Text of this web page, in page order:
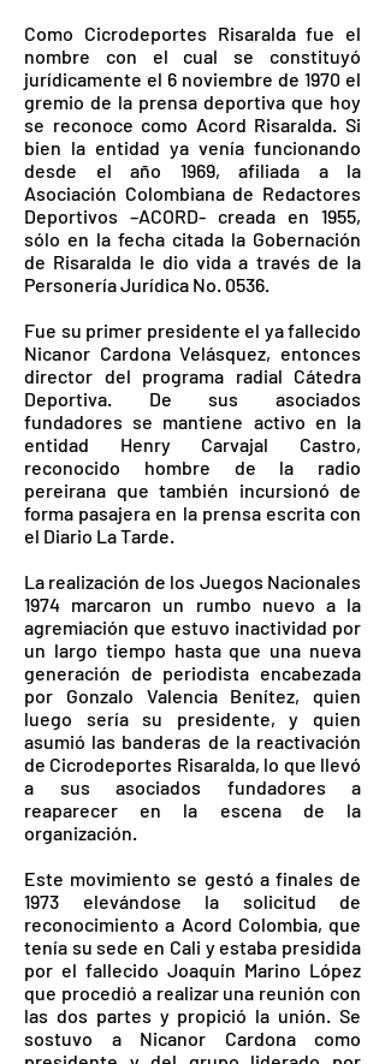
Como Cicrodeportes Risaralda fue el
nombre con el cual se constituyó
jurídicamente el 6 noviembre de 1970 el
gremio de la prensa deportiva que hoy
se reconoce como Acord Risaralda. Si
bien la entidad ya venía funcionando
desde el año 1969, afiliada a la
Asociación Colombiana de Redactores
Deportivos –ACORD- creada en 1955,
sólo en la fecha citada la Gobernación
de Risaralda le dio vida a través de la
Personería Jurídica No. 0536.
Fue su primer presidente el ya fallecido
Nicanor Cardona Velásquez, entonces
director del programa radial Cátedra
Deportiva. De sus asociados
fundadores se mantiene activo en la
entidad Henry Carvajal Castro,
reconocido hombre de la radio
pereirana que también incursionó de
forma pasajera en la prensa escrita con
el Diario La Tarde.
La realización de los Juegos Nacionales
1974 marcaron un rumbo nuevo a la
agremiación que estuvo inactividad por
un largo tiempo hasta que una nueva
generación de periodista encabezada
por Gonzalo Valencia Benítez, quien
luego sería su presidente, y quien
asumió las banderas de la reactivación
de Cicrodeportes Risaralda, lo que llevó
a sus asociados fundadores a
reaparecer en la escena de la
organización.
Este movimiento se gestó a finales de
1973 elevándose la solicitud de
reconocimiento a Acord Colombia, que
tenía su sede en Cali y estaba presidida
por el fallecido Joaquín Marino López
que procedió a realizar una reunión con
las dos partes y propició la unión. Se
sostuvo a Nicanor Cardona como